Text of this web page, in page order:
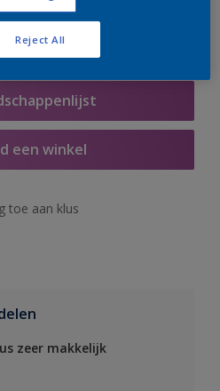
een winkel
toe aan klus
zeer makkelijk
Reject All